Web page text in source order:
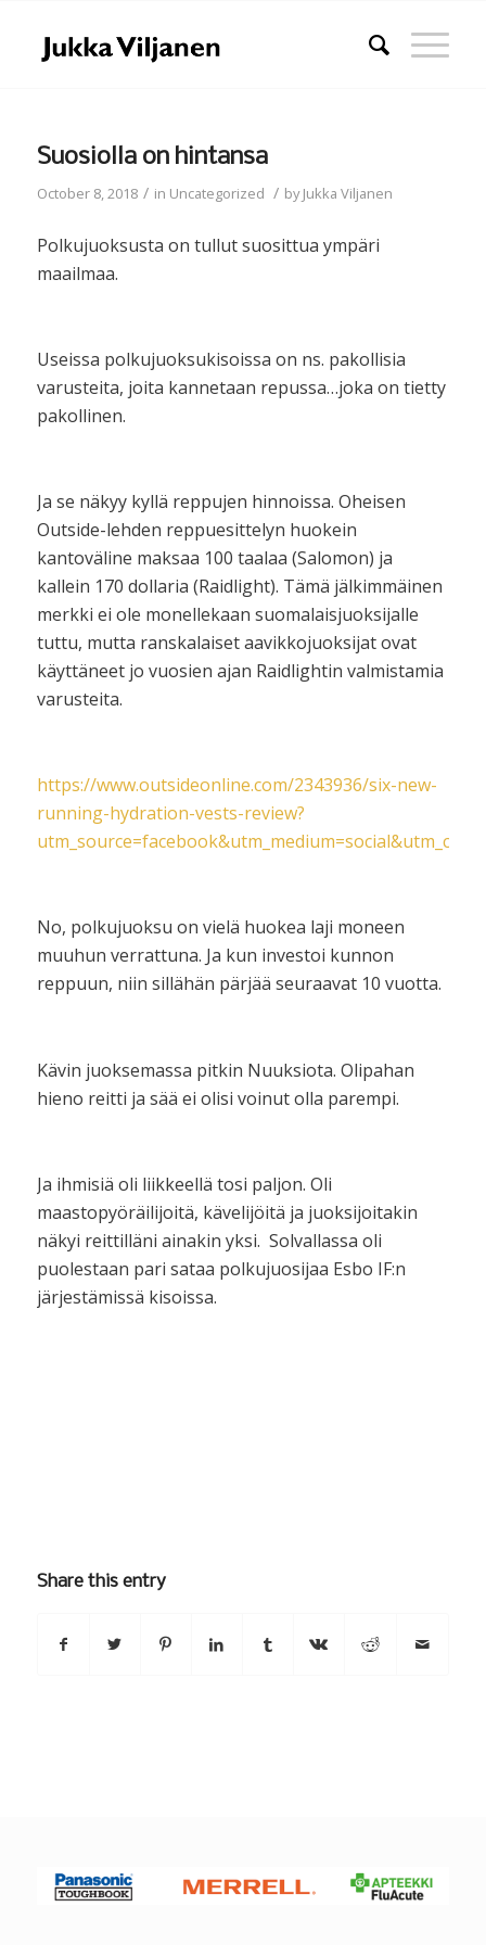
Suosiolla on hintansa
October 8, 2018 / in Uncategorized / byJukka Viljanen
Polkujuoksusta on tullut suosittua ympäri
maailmaa.
Useissa polkujuoksukisoissa on ns. pakollisia
varusteita, joita kannetaan repussa…joka on tietty
pakollinen.
Ja se näkyy kyllä reppujen hinnoissa. Oheisen
Outside-lehden reppuesittelyn huokein
kantoväline maksaa 100 taalaa (Salomon) ja
kallein 170 dollaria (Raidlight). Tämä jälkimmäinen
merkki ei ole monellekaan suomalaisjuoksijalle
tuttu, mutta ranskalaiset aavikkojuoksijat ovat
käyttäneet jo vuosien ajan Raidlightin valmistamia
varusteita.
https://www.outsideonline.com/2343936/six-new-
running-hydration-vests-review?
No, polkujuoksu on vielä huokea laji moneen
muuhun verrattuna. Ja kun investoi kunnon
reppuun, niin sillähän pärjää seuraavat 10 vuotta.
Kävin juoksemassa pitkin Nuuksiota. Olipahan
hieno reitti ja sää ei olisi voinut olla parempi.
Ja ihmisiä oli liikkeellä tosi paljon. Oli
maastopyöräilijoitä, kävelijöitä ja juoksijoitakin
näkyi reittilläni ainakin yksi. Solvallassa oli
puolestaan pari sataa polkujuosijaa Esbo IF:n
järjestämissä kisoissa.
Share this entry